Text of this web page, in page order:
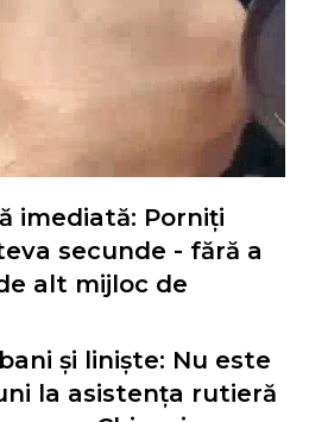
imediată: Porniți
secunde - fără a
alt mijloc de
și liniște: Nu este
la asistența rutieră